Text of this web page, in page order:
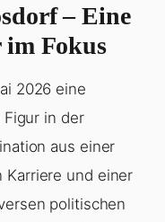
– Eine
im Fokus
2026 eine
in der
aus einer
Karriere und einer
politischen